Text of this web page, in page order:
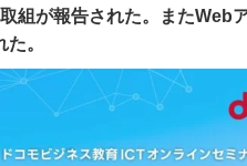
組が報告された。またWeb
。